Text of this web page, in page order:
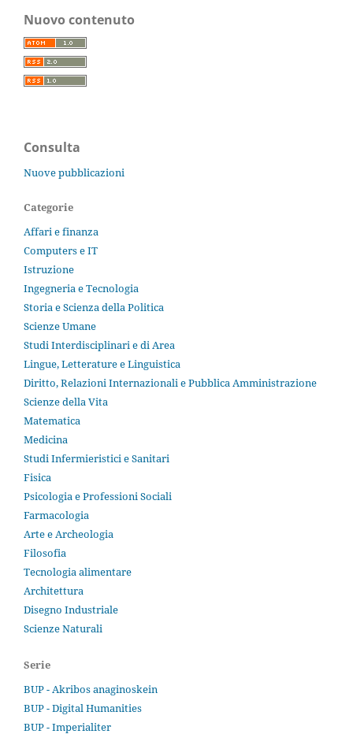
Nuovo contenuto
Consulta
Nuove pubblicazioni
Categorie
Affari e finanza
Computers e IT
Istruzione
Ingegneria e Tecnologia
Storia e Scienza della Politica
Scienze Umane
Studi Interdisciplinari e di Area
Lingue, Letterature e Linguistica
Diritto, Relazioni Internazionali e Pubblica Amministrazione
Scienze della Vita
Matematica
Medicina
Studi Infermieristici e Sanitari
Fisica
Psicologia e Professioni Sociali
Farmacologia
Arte e Archeologia
Filosofia
Tecnologia alimentare
Architettura
Disegno Industriale
Scienze Naturali
Serie
BUP - Akribos anaginoskein
BUP - Digital Humanities
BUP - Imperialiter